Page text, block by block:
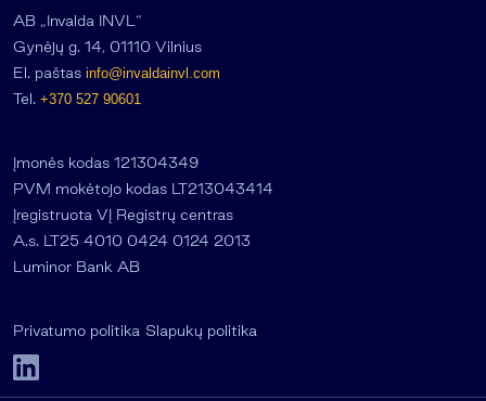
AB „Invalda INVL“
Gynėjų g. 14, 01110 Vilnius
El. paštas info@invaldainvl.com
Tel. +370 527 90601
Įmonės kodas 121304349
PVM mokėtojo kodas LT213043414
Įregistruota VĮ Registrų centras
A.s. LT25 4010 0424 0124 2013
Luminor Bank AB
Privatumo politika Slapukų politika